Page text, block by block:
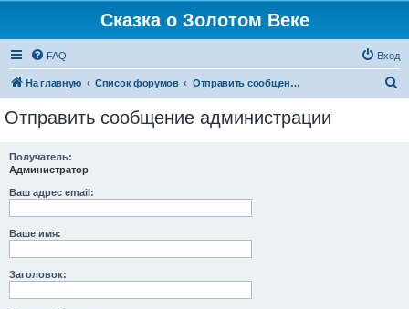
Сказка о Золотом Веке
FAQ Вход
На главную Список форумов Отправить сообщение администрации
Отправить сообщение администрации
Получатель:
Администратор
Ваш адрес email:
Ваше имя:
Заголовок: